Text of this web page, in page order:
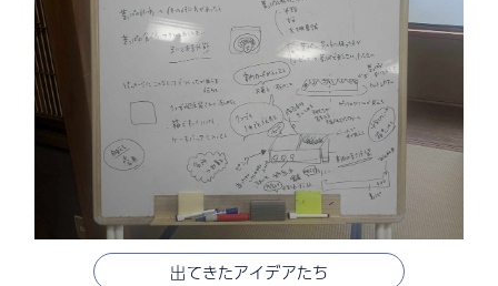
出てきたアイデアたち